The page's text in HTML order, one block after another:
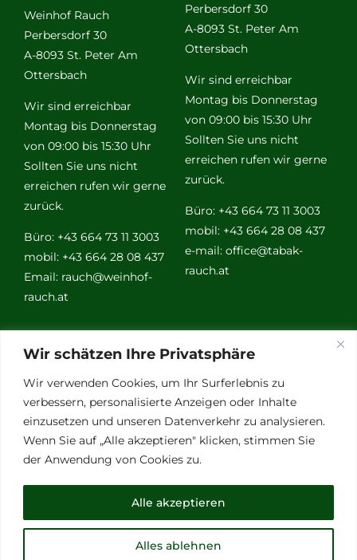
Wir schätzen Ihre Privatsphäre
Wir verwenden Cookies, um Ihr Surferlebnis zu
verbessern, personalisierte Anzeigen oder Inhalte
einzusetzen und unseren Datenverkehr zu analysieren.
Wenn Sie auf „Alle akzeptieren" klicken, stimmen Sie
der Anwendung von Cookies zu.
Alles ablehnen
Alle akzeptieren
Weinhof Rauch
Perbersdorf 30
A-8093 St. Peter Am
Ottersbach
Wir sind erreichbar
Montag bis Donnerstag
von 09:00 bis 15:30 Uhr
Sollten Sie uns nicht
erreichen rufen wir gerne
zurück.
Büro: +43 664 73 11 3003
mobil: +43 664 28 08 437
Email: rauch@weinhof-
rauch.at
Perbersdorf 30
A-8093 St. Peter Am
Ottersbach
Wir sind erreichbar
Montag bis Donnerstag
von 09:00 bis 15:30 Uhr
Sollten Sie uns nicht
erreichen rufen wir gerne
zurück.
Büro: +43 664 73 11 3003
mobil: +43 664 28 08 437
e-mail: office@tabak-
rauch.at
Weitere
Links
Vino Vitalis
Ottersbachtal
Partnerbetriebe
Links für Weinkenner
Presse